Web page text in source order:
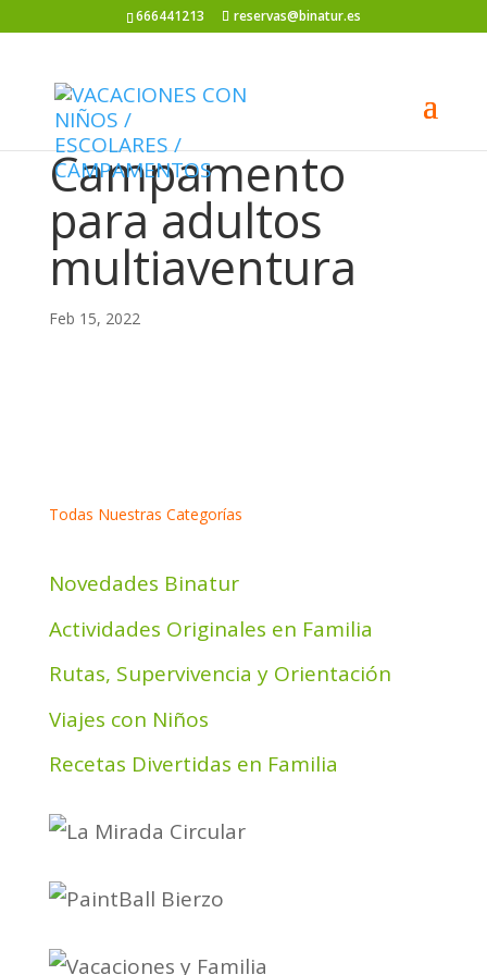
666441213 reservas@binatur.es
Campamento
para adultos
multiaventura
Feb 15, 2022
Todas Nuestras Categorías
Novedades Binatur
Actividades Originales en Familia
Rutas, Supervivencia y Orientación
Viajes con Niños
Recetas Divertidas en Familia